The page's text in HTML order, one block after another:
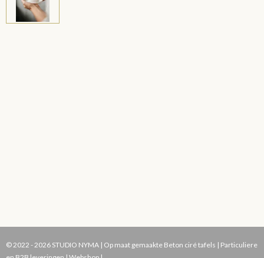
© 2022 - 2026 STUDIO NYMA | Op maat gemaakte Beton ciré tafels | Particuliere